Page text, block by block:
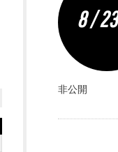
8 /
非公開